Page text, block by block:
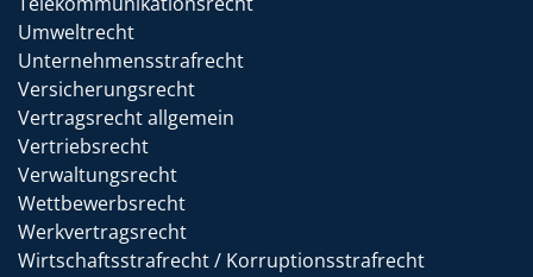
Umweltrecht
Unternehmensstrafrecht
Versicherungsrecht
Vertragsrecht allgemein
Vertriebsrecht
Verwaltungsrecht
Wettbewerbsrecht
Werkvertragsrecht
Wirtschaftsstrafrecht / Korruptionsstrafrecht